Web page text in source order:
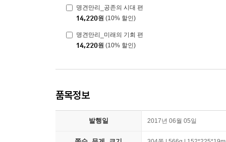
명견만리_공존의 시대 편
14,220원 (10% 할인)
명견만리_미래의 기회 편
14,220원 (10% 할인)
품목정보
발행일 2017년 06월 05일